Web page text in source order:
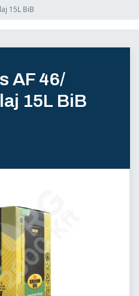
15L BiB
AF 46/
15L BiB